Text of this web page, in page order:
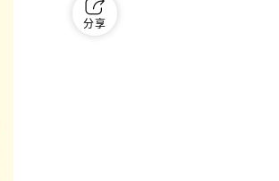
分享